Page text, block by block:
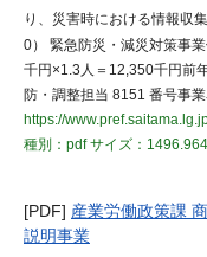
り、災害時における情報収
0） 緊急防災・減災対策事
千円×1.3人＝12,350千円前
防・調整担当 8151 番号事
https://
種別：pdfサイズ：
[PDF] 産業労働政策課
説明事業